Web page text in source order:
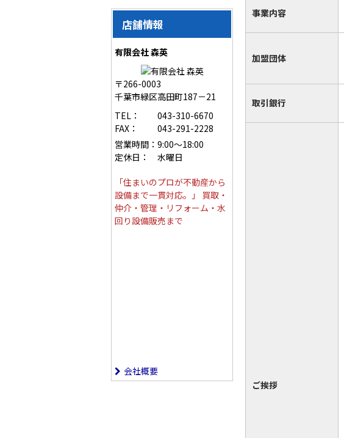
店舗情報
有限会社 森英
〒266-0003
千葉市緑区高田町187－21
TEL：
043-310-6670
FAX：
043-291-2228
営業時間： 9:00～18:00
定休日：
水曜日
「住まいのプロが不動産から
設備まで一貫対応。」 買取・
仲介・管理・リフォーム・水
回り設備販売まで
会社概要
事業内容
加盟団体
取引銀行
ご挨拶